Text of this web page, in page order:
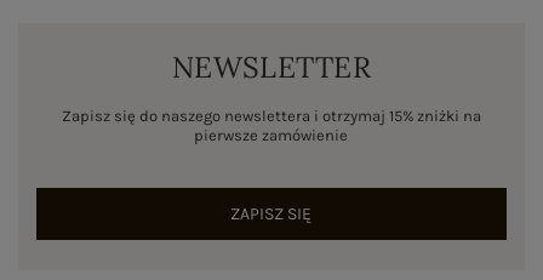
NEWSLETTER
Zapisz się do naszego newslettera i otrzymaj 15% zniżki na
pierwsze zamówienie
ZAPISZ SIĘ